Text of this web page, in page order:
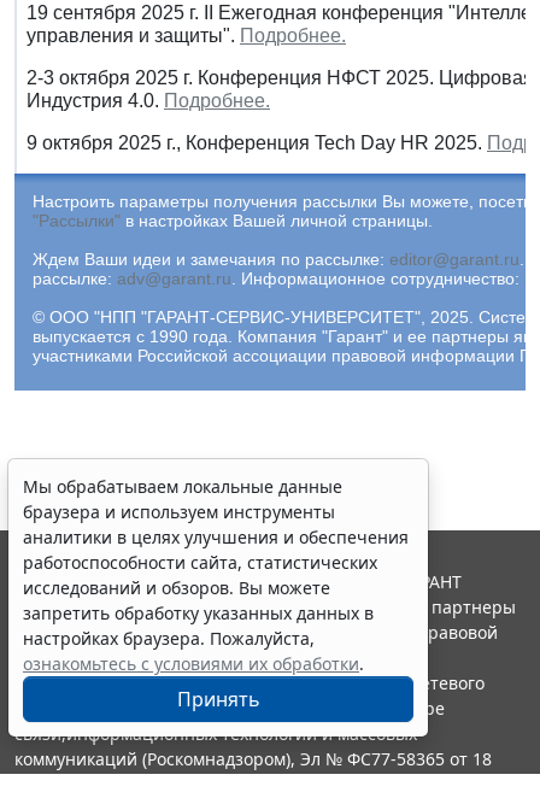
19 сентября 2025 г. II Ежегодная конференция
управления и защиты". Подробнее.
2-3 октября 2025 г. Конференция НФСТ 2025.
Индустрия 4.0. Подробнее.
9 октября 2025 г., Конференция Tech Day HR 2025.
Настроить параметры получения рассылки Вы можете,
"Рассылки" в настройках Вашей личной страницы.
Ждем Ваши идеи и замечания по рассылке: editor@garant.ru
рассылке: adv@garant.ru Информационное сотрудничество:
© ООО "НПП "ГАРАНТ-СЕРВИС-УНИВЕРСИТЕТ", 2025.
выпускается с 1990 года. Компания "Гарант" и ее партнеры
участниками Российской ассоциации правовой информации
Мы обрабатываем локальные данные
браузера и используем инструменты
аналитики в целях улучшения и обеспечения
работоспособности сайта, статистических
исследований и обзоров. Вы можете
запретить обработку указанных данных в
настройках браузера. Пожалуйста,
ознакомьтесь с условиями их обработки.
Принять
© ООО "НПП "ГАРАНТ-СЕРВИС", 2026. Система ГАРАНТ
выпускается с 1990 года. Компания "Гарант" и ее партнеры
являются участниками Российской ассоциации правовой
информации ГАРАНТ.
Портал ГАРАНТ.РУ зарегистрирован в качестве сетевого
издания Федеральной службой по надзору в сфере
связи,информационных технологий и массовых
коммуникаций (Роскомнадзором), Эл № ФС77-58365 от 18